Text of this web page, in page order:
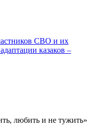
СВО и их
казаков –
любить и не тужить»